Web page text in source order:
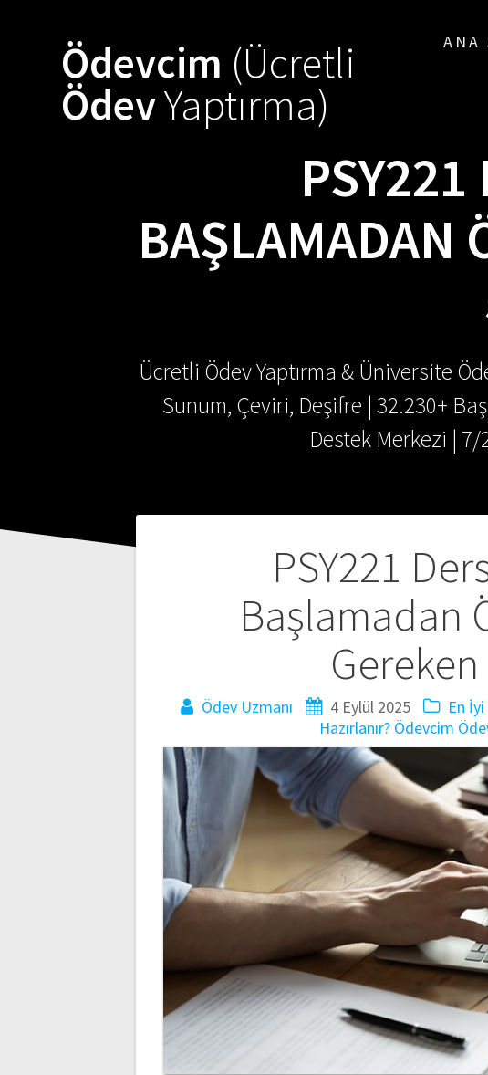
Ödevcim (Ücretli
ÖdevYaptırma)
ANA
PSY221
BAŞLAMADAN
Ücretli Ödev Yaptırma & Üniversite
Sunum, Çeviri, Deşifre | 32.230+
Destek Merkezi |
PSY221
Başlamadan
Gereken
Ödev Uzmanı 4 Eylül 2025 En
Hazırlanır? Ödevcim
Yazı
gezinmesi